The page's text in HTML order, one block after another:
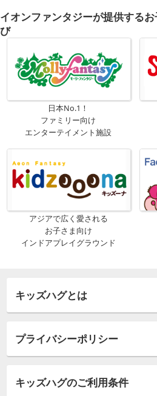
イオンファンタジーが提供する
び
日本No.1！
ファミリー向け
エンターテイメント施設
アジアで広く愛される
お子さま向け
インドアプレイグラウンド
キッズハグとは
プライバシーポリシー
キッズハグのご利用条件